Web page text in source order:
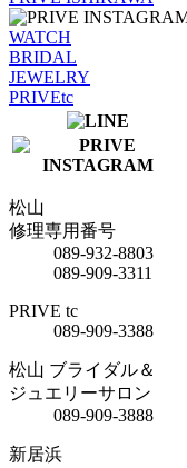
WATCH
BRIDAL
JEWELRY
PRIVEtc
松山
修理専用番号
089-932-8803
089-909-3311
PRIVE tc
089-909-3388
松山 ブライダル＆
ジュエリーサロン
089-909-3888
新居浜